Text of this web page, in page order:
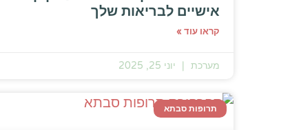
אישיים לבריאות שלך
קראו עוד »
מערכת יוני 25, 2025
תרופות סבתא